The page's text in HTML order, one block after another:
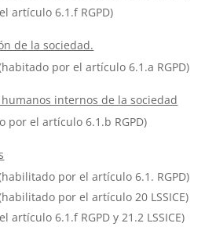
artículo 6.1.f RGPD)
de la sociedad.
por el artículo 6.1.a RGPD)
internos de la sociedad
por el artículo 6.1.b RGPD)
por el artículo 6.1. RGPD)
por el artículo 20 LSSICE)
6.1.f RGPD y 21.2 LSSICE)